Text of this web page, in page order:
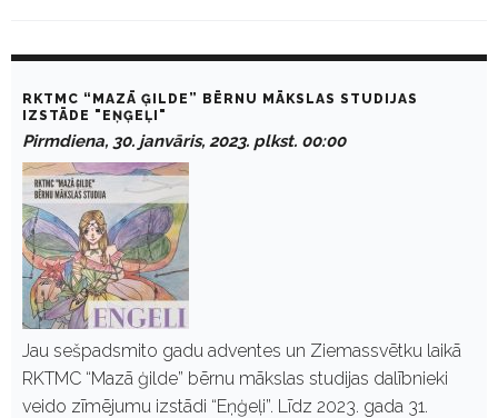
a
ā
0
2
2
RKTMC “MAZĀ ĢILDE” BĒRNU MĀKSLAS STUDIJAS
IZSTĀDE "EŅĢEĻI"
Pirmdiena, 30. janvāris, 2023. plkst. 00:00
Jau sešpadsmito gadu adventes un Ziemassvētku laikā
RKTMC “Mazā ģilde” bērnu mākslas studijas dalībnieki
veido zīmējumu izstādi “Eņģeļi”. Līdz 2023. gada 31.